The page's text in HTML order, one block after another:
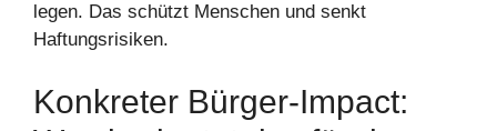
legen. Das schützt Menschen und senkt
Haftungsrisiken.
Konkreter Bürger-Impact: